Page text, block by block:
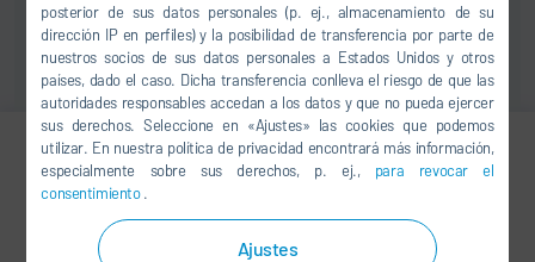
posterior de sus datos personales (p. ej., almacenamiento de su
dirección IP en perfiles) y la posibilidad de transferencia por parte de
nuestros socios de sus datos personales a Estados Unidos y otros
países, dado el caso. Dicha transferencia conlleva el riesgo de que las
autoridades responsables accedan a los datos y que no pueda ejercer
sus derechos. Seleccione en «Ajustes» las cookies que podemos
utilizar. En nuestra política de privacidad encontrará más información,
especialmente sobre sus derechos, p. ej., para revocar el
consentimiento.
Ajustes
Hanxing (Harrison) Zhang
Sales Director (Surface
Treatment)